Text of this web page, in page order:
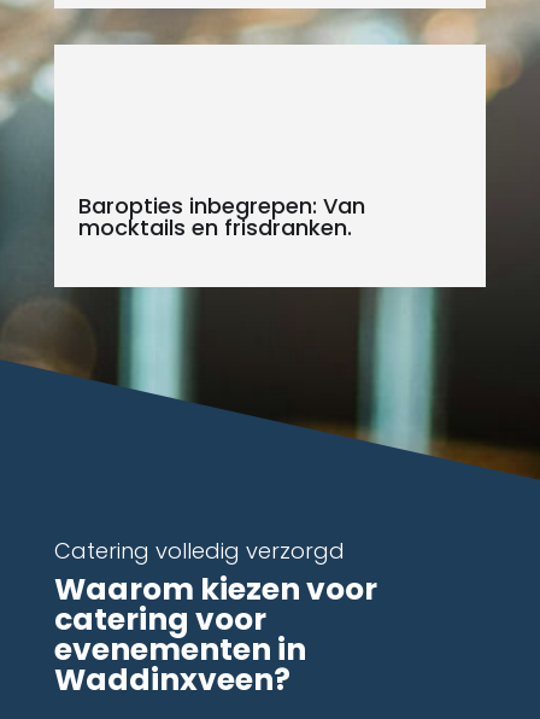
Baropties inbegrepen: Van
mocktails en frisdranken.
Catering volledig verzorgd
Waarom kiezen voor
catering voor
evenementen in
Waddinxveen?